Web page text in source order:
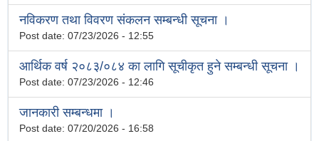
नविकरण तथा विवरण संकलन सम्बन्धी सूचना ।
Post date: 07/23/2026 - 12:55
आर्थिक वर्ष २०८३/०८४ का लागि सूचीकृत हुने सम्बन्धी सूचना ।
Post date: 07/23/2026 - 12:46
जानकारी सम्बन्धमा ।
Post date: 07/20/2026 - 16:58